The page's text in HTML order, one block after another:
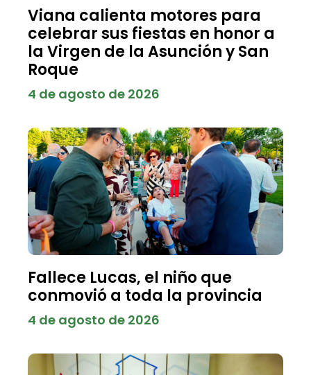
Viana calienta motores para
celebrar sus fiestas en honor a
la Virgen de la Asunción y San
Roque
4 de agosto de 2026
Fallece Lucas, el niño que
conmovió a toda la provincia
4 de agosto de 2026